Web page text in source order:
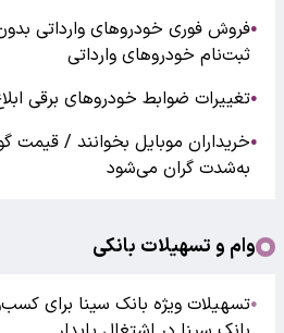
●فروش فوری خودروهای وارداتی
ثبت‌نام خودروهای وارداتی
●تغییرات ضوابط خودروهای برقی
●خریداران موبایل بخوانند / قیمت
به‌شدت گران‌ می‌شود
وام و تسهیلات بانکی
●تسهیلات ویژه بانک سینا برای